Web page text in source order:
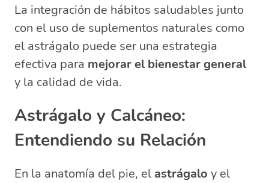
La integración de hábitos saludables junto
con el uso de suplementos naturales como
el astrágalo puede ser una estrategia
efectiva para mejorar el bienestar general
y la calidad de vida.
Astrágalo y Calcáneo:
Entendiendo su Relación
En la anatomía del pie, el astrágalo y el